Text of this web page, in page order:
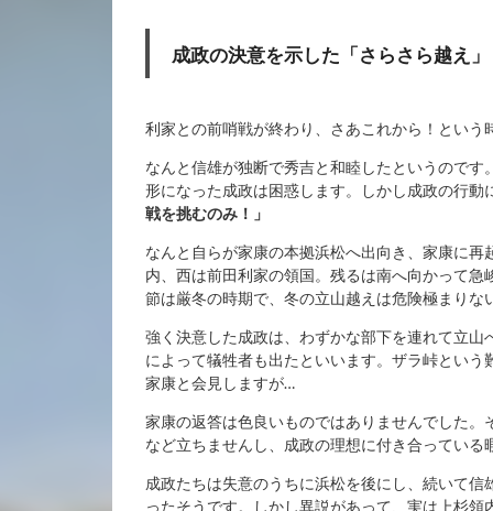
成政の決意を示した「さらさら越え」
利家との前哨戦が終わり、さあこれから！とい
なんと信雄が独断で秀吉と和睦したというので
形になった成政は困惑します。しかし成政の行動
戦を挑むのみ！」
なんと自らが家康の本拠浜松へ出向き、家康に
内、西は前田利家の領国。残るは南へ向かって急
節は厳冬の時期で、冬の立山越えは危険極まりな
強く決意した成政は、わずかな部下を連れて立
によって犠牲者も出たといいます。ザラ峠とい
家康と会見しますが…
家康の返答は色良いものではありませんでした
など立ちませんし、成政の理想に付き合っている
成政たちは失意のうちに浜松を後にし、続いて
ったそうです。しかし異説があって、実は上杉